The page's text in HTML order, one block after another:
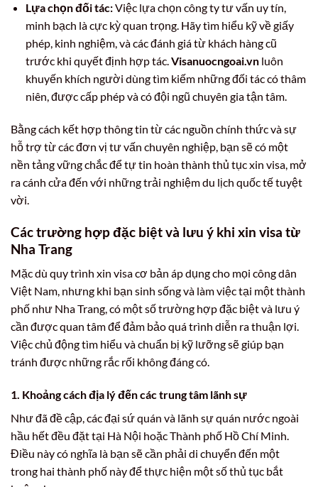
Lựa chọn đối tác:Việc lựa chọn công ty tư vấn uy tín,
minh bạch là cực kỳ quan trọng. Hãy tìm hiểu kỹ về giấy
phép, kinh nghiệm, và các đánh giá từ khách hàng cũ
trước khi quyết định hợp tác.Visanuocngoai.vnluôn
khuyến khích người dùng tìm kiếm những đối tác có thâm
niên, được cấp phép và có đội ngũ chuyên gia tận tâm.
Bằng cách kết hợp thông tin từ các nguồn chính thức và sự
hỗ trợ từ các đơn vị tư vấn chuyên nghiệp, bạn sẽ có một
nền tảng vững chắc để tự tin hoàn thành thủ tục xin visa, mở
ra cánh cửa đến với những trải nghiệm du lịch quốc tế tuyệt
vời.
Các trường hợp đặc biệt và lưu ý khi xin visa từ
Nha Trang
Mặc dù quy trình xin visa cơ bản áp dụng cho mọi công dân
Việt Nam, nhưng khi bạn sinh sống và làm việc tại một thành
phố như Nha Trang, có một số trường hợp đặc biệt và lưu ý
cần được quan tâm để đảm bảo quá trình diễn ra thuận lợi.
Việc chủ động tìm hiểu và chuẩn bị kỹ lưỡng sẽ giúp bạn
tránh được những rắc rối không đáng có.
1. Khoảng cách địa lý đến các trung tâm lãnh sự
Như đã đề cập, các đại sứ quán và lãnh sự quán nước ngoài
hầu hết đều đặt tại Hà Nội hoặc Thành phố Hồ Chí Minh.
Điều này có nghĩa là bạn sẽ cần phải di chuyển đến một
trong hai thành phố này để thực hiện một số thủ tục bắt